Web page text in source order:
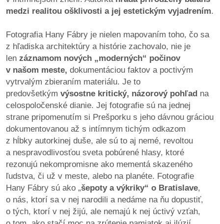
pripomienkové
dobrá
prax
práca
odkazy
petície
z
médií
videá
vychádzky
medzi realitou ošklivosti a jej estetickým vyjadrením.
Fotografia Hany Fábry je nielen mapovaním toho, čo sa
z hľadiska architektúry a histórie zachovalo, nie je
len záznamom nových „moderných“ počinov
v našom meste, dokumentáciou faktov a poctivým
vytrvalým zbieraním materiálu. Je to
predovšetkým výsostne kritický, názorový pohľad na
celospoločenské dianie. Jej fotografie sú na jednej
strane pripomenutím si Prešporku s jeho dávnou gráciou
dokumentovanou až s intímnym tichým odkazom
z hĺbky autorkinej duše, ale sú to aj nemé, revoltou
a nespravodlivosťou sveta pobúrené hlasy, ktoré
rezonujú nekompromisne ako mementá skazeného
ľudstva, či už v meste, alebo na planéte. Fotografie
Hany Fábry sú ako „šepoty a výkriky“ o Bratislave,
o nás, ktorí sa v nej narodili a nedáme na ňu dopustiť,
o tých, ktorí v nej žijú, ale nemajú k nej úctivý vzťah,